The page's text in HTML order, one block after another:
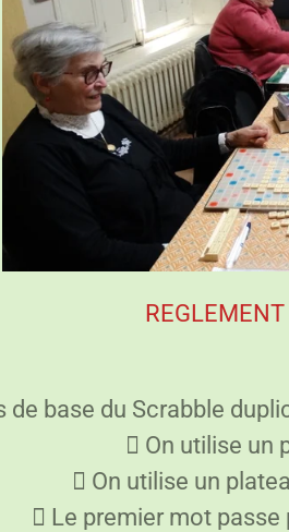
de base du Scrabble
 On utilise un
 On utilise un
 Le premier mot